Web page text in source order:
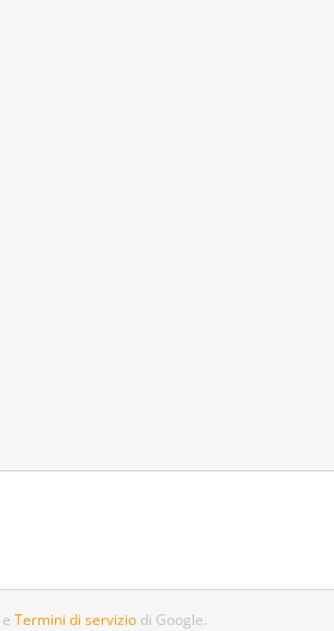
eTermini di servizio di Google.